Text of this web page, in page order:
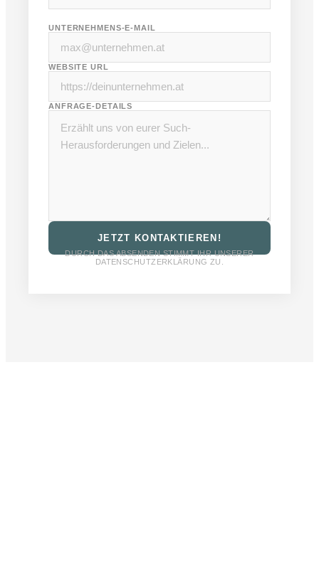
UNTERNEHMENS-E-MAIL
WEBSITE URL
ANFRAGE-DETAILS
JETZT KONTAKTIEREN!
DURCH DAS ABSENDEN STIMMT IHR UNSERER
DATENSCHUTZERKLÄRUNG ZU.